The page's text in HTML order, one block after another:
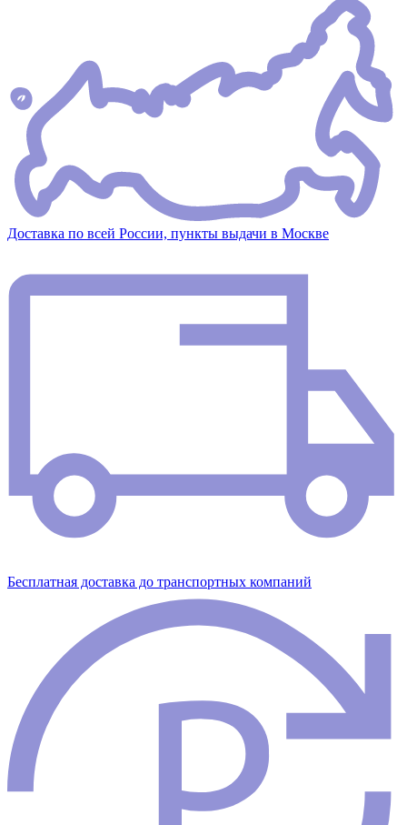
Доставка по всей России, пункты выдачи в Москве
Бесплатная доставка до транспортных компаний